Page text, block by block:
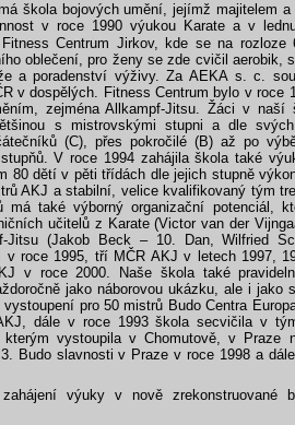
škola bojových umění, jejímž majitelem
v roce 1990 výukou Karate a v
Centrum Jirkov, kde se na rozloze
oblečení, pro ženy se zde cvičil aerobik,
a poradenství výživy. Za AEKA s. c.
v dospělých. Fitness Centrum bylo v roce
zejména Allkampf-Jitsu. Žáci v naší
s mistrovskými stupni a dle
(C), přes pokročilé (B) až po
V roce 1994 zahájila škola také
80 dětí v pěti třídách dle jejich stupně
AKJ a stabilní, velice kvalifikovaný tým
také výborný organizační potenciál,
učitelů z Karate (Victor van der
(Jakob Beck – 10. Dan, Wilfried
v roce 1995, tří MČR AKJ v letech 1997,
v roce 2000. Naše škola také
jako náborovou ukázku, ale i jako
pro 50 mistrů Budo Centra
dále v roce 1993 škola secvičila v
vystoupila v Chomutově, v Praze
Budo slavnosti v Praze v roce 1998 a
výuky v nově zrekonstruované